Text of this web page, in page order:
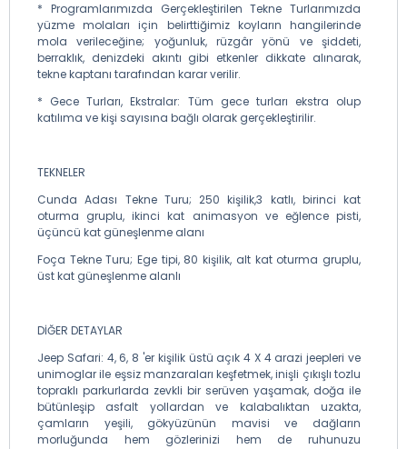
* Programlarımızda Gerçekleştirilen Tekne Turlarımızda
yüzme molaları için belirttiğimiz koyların hangilerinde
mola verileceğine; yoğunluk, rüzgâr yönü ve şiddeti,
berraklık, denizdeki akıntı gibi etkenler dikkate alınarak,
tekne kaptanı tarafından karar verilir.
* Gece Turları, Ekstralar: Tüm gece turları ekstra olup
katılıma ve kişi sayısına bağlı olarak gerçekleştirilir.
TEKNELER
Cunda Adası Tekne Turu; 250 kişilik,3 katlı, birinci kat
oturma gruplu, ikinci kat animasyon ve eğlence pisti,
üçüncü kat güneşlenme alanı
Foça Tekne Turu; Ege tipi, 80 kişilik, alt kat oturma gruplu,
üst kat güneşlenme alanlı
DİĞER DETAYLAR
Jeep Safari: 4, 6, 8 'er kişilik üstü açık 4 X 4 arazi jeepleri ve
unimoglar ile eşsiz manzaraları keşfetmek, inişli çıkışlı tozlu
topraklı parkurlarda zevkli bir serüven yaşamak, doğa ile
bütünleşip asfalt yollardan ve kalabalıktan uzakta,
çamların yeşili, gökyüzünün mavisi ve dağların
morluğunda hem gözlerinizi hem de ruhunuzu